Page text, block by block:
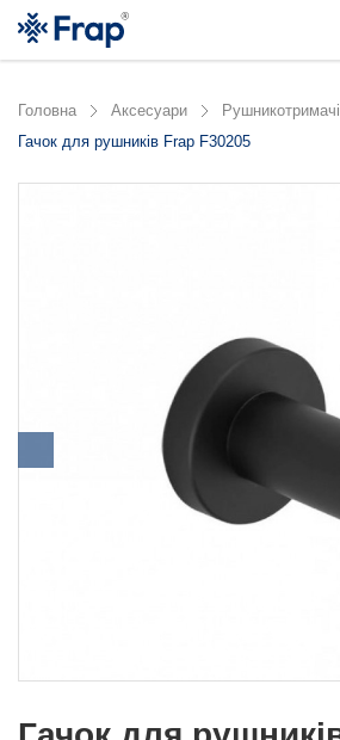
Головна Аксесуари
Гачок для рушників Frap F30205